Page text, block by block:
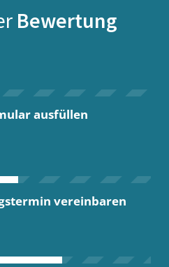
Bewertung
ausfüllen
vereinbaren